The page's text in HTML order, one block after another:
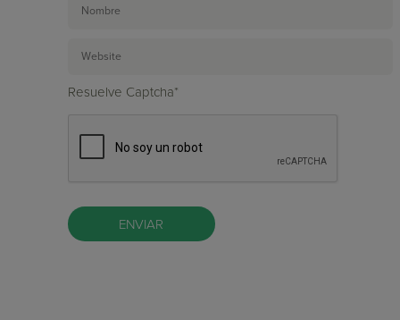
Resuelve Captcha*